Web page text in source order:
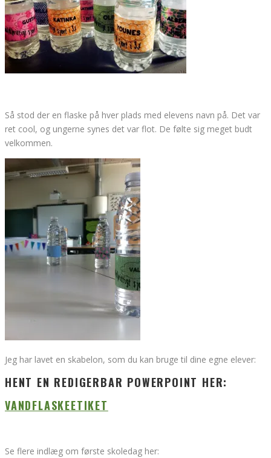
Så stod der en flaske på hver plads med elevens navn på. Det var
ret cool, og ungerne synes det var flot. De følte sig meget budt
velkommen.
Jeg har lavet en skabelon, som du kan bruge til dine egne elever:
HENT EN REDIGERBAR POWERPOINT HER:
VANDFLASKEETIKET
Se flere indlæg om første skoledag her: